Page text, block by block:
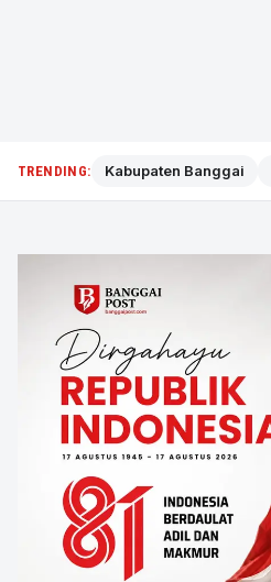
TRENDING: Kabupaten Banggai